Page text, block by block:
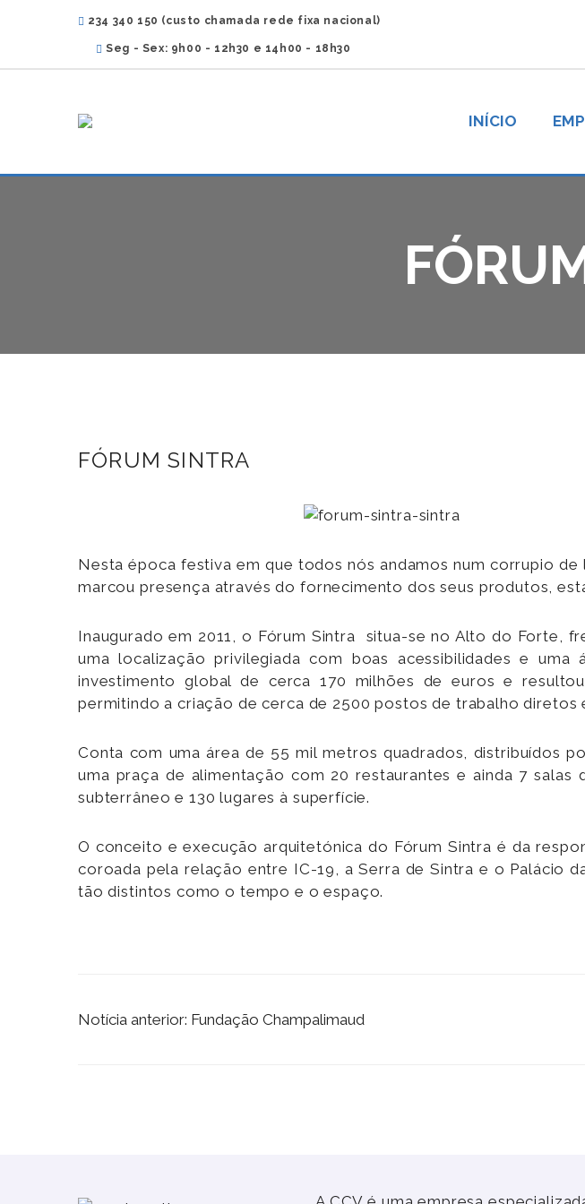
234 340 150 (custo chamada rede fixa nacional)
Seg - Sex: 9h00 - 12h30 e 14h00 - 18h30
INÍCIO
FÓRUM SINTRA
Nesta época festiva em que todos nós andamos num corrupio
marcou presença através do fornecimento dos seus produtos,
Inaugurado em 2011, o Fórum Sintra situa-se no Alto do Forte,
uma localização privilegiada com boas acessibilidades e
investimento global de cerca 170 milhões de euros e
permitindo a criação de cerca de 2500 postos de trabalho diretos
Conta com uma área de 55 mil metros quadrados, distribuídos
uma praça de alimentação com 20 restaurantes e ainda 7
subterrâneo e 130 lugares à superfície.
O conceito e execução arquitetónica do Fórum Sintra é da
coroada pela relação entre IC-19, a Serra de Sintra e o Palácio
tão distintos como o tempo e o espaço.
Notícia anterior: Fundação Champalimaud